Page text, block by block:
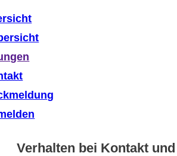
Verhalten bei Kontakt und